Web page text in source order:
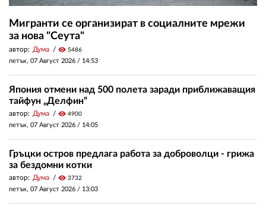
Мигранти се организират в социалните мрежи
за нова "Сеута"
автор: Дума visibility 5486
петък, 07 Август 2026 / 14:53
Япония отмени над 500 полета заради приближаващия
тайфун „Делфин“
автор: Дума visibility 4900
петък, 07 Август 2026 / 14:05
Гръцки остров предлага работа за доброволци - грижа
за бездомни котки
автор: Дума visibility 3732
петък, 07 Август 2026 / 13:03